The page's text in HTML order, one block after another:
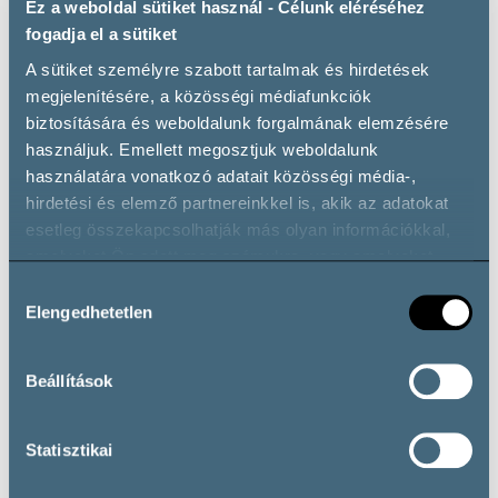
Ez a weboldal sütiket használ - Célunk eléréséhez
fogadja el a sütiket
A sütiket személyre szabott tartalmak és hirdetések
megjelenítésére, a közösségi médiafunkciók
biztosítására és weboldalunk forgalmának elemzésére
használjuk. Emellett megosztjuk weboldalunk
használatára vonatkozó adatait közösségi média-,
hirdetési és elemző partnereinkkel is, akik az adatokat
esetleg összekapcsolhatják más olyan információkkal,
amelyeket Ön adott meg számukra, vagy amelyeket
során.
kiválasztása
Elengedhetetlen
Beállítások
Statisztikai
WiFi Private parking
Wine types